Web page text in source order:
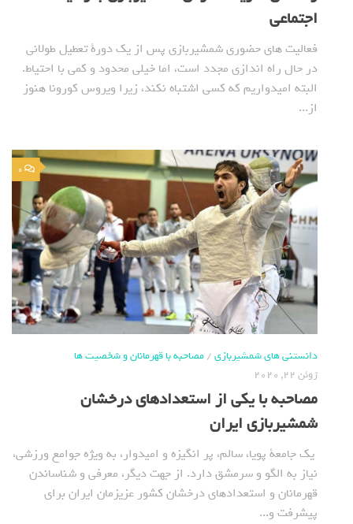
اجتماعی
فعالیت های حضوری شمشیربازی پس از یک دورة تعطیل طولانی
در حال راه اندازی مجدد است، اما خیلی محدود و کمی با احتیاط.
البته امیدواریم که کسی اشتباه نکند، زیرا ویروس کورونا هنوز
از...
0
دانستنی های شمشیربازی/مصاحبه با قهرمانان و شخصیت ها
ژوئن 22, 2020
مصاحبه با یکی از استعدادهای درخشان
شمشیربازی ایران
یک جامعة پویا، سالم، پر انگیزه و امیدوار، به ویژه جوامع ورزشی،
نیاز به الگو و سرمشق دارد. از جهت دیگر، معرفی و شناساندن
قهرمانان و استعدادهای درخشان کشور عزیزمان ایران برای
پیشرفت و...